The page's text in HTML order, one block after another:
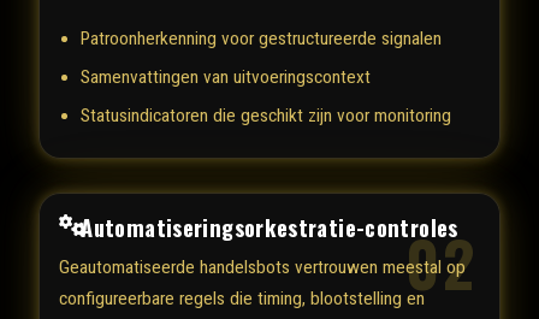
Patroonherkenning voor gestructureerde signalen
Samenvattingen van uitvoeringscontext
Statusindicatoren die geschikt zijn voor monitoring
02
Automatiseringsorkestratie-controles
Geautomatiseerde handelsbots vertrouwen meestal op
configureerbare regels die timing, blootstelling en